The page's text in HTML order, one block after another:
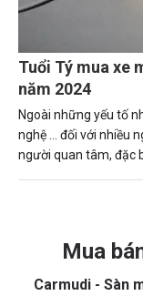
Tuổi Tý mua xe
năm 2024
Ngoài những yếu tố
nghệ … đối với nhiều
người quan tâm, đặc
Mua
Carmudi - Sàn